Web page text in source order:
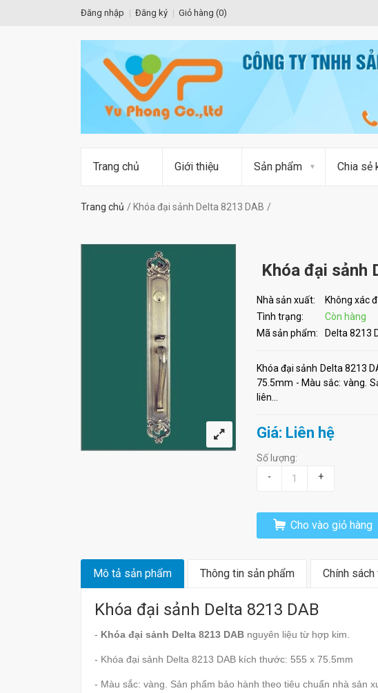
Đăng nhập Đăng ký Giỏ hàng (0)
Trang chủ Giới thiệu Sản phẩm Chia sẻ
Trang chủ Khóa đại sảnh Delta 8213 DAB
Khóa đại sảnh
Nhà sản xuất:
Không xác
Tình trạng:
Còn hàng
Mã sản phẩm:
Delta 8213
Khóa đại sảnh Delta 8213
75.5mm - Màu sắc: vàng.
liên...
Giá: Liên hệ
Số lượng:
-
+
Cho vào giỏ hàng
Mô tả sản phẩm Thông tin sản phẩm Chính sách
Khóa đại sảnh Delta 8213 DAB
- Khóa đại sảnh Delta 8213 DAB nguyên liệu từ hợp kim.
- Khóa đại sảnh Delta 8213 DAB kích thước: 555 x 75.5mm
- Màu sắc: vàng. Sản phẩm bảo hành theo tiêu chuẩn nhà sản